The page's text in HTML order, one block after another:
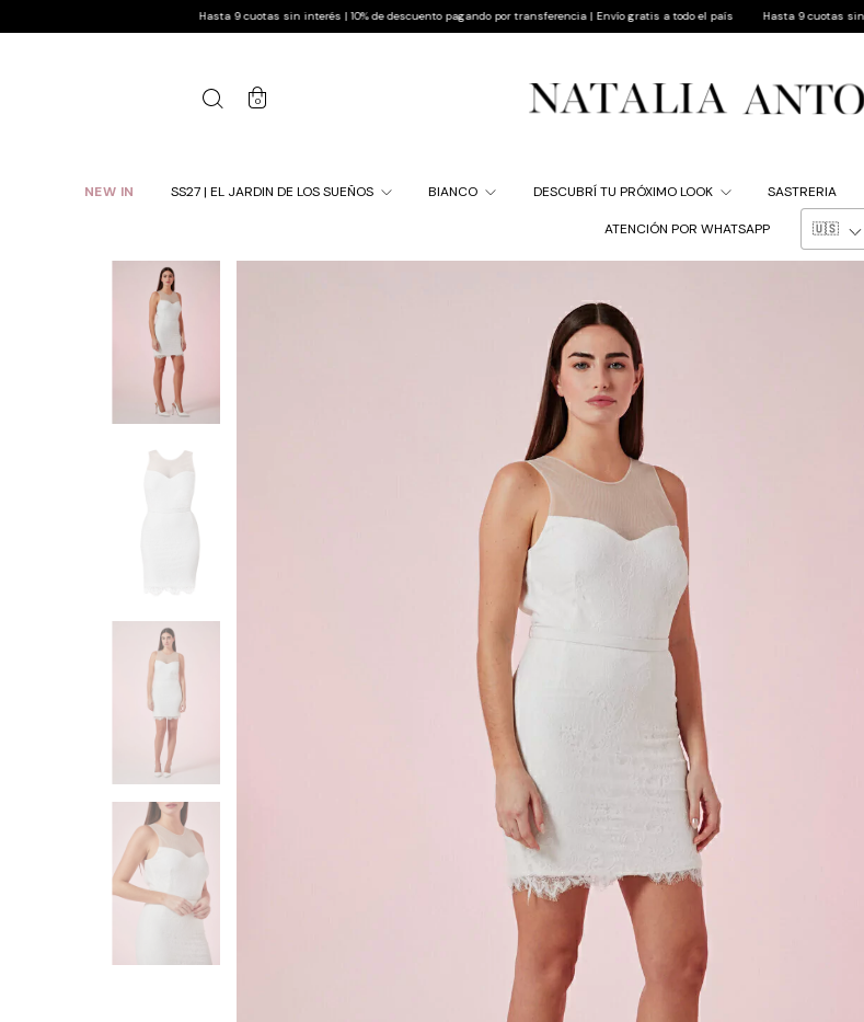
Hasta 9 cuotas sin interés | 10% de descuento pagando por transferencia | Envío gratis a todo el país Hasta 9 cuotas sin interés |
0
NEW IN SS27 | EL JARDIN DE LOS SUEÑOS BIANCO DESCUBRÍ TU PRÓXIMO LOOK SASTRERIA
ATENCIÓN POR WHATSAPP